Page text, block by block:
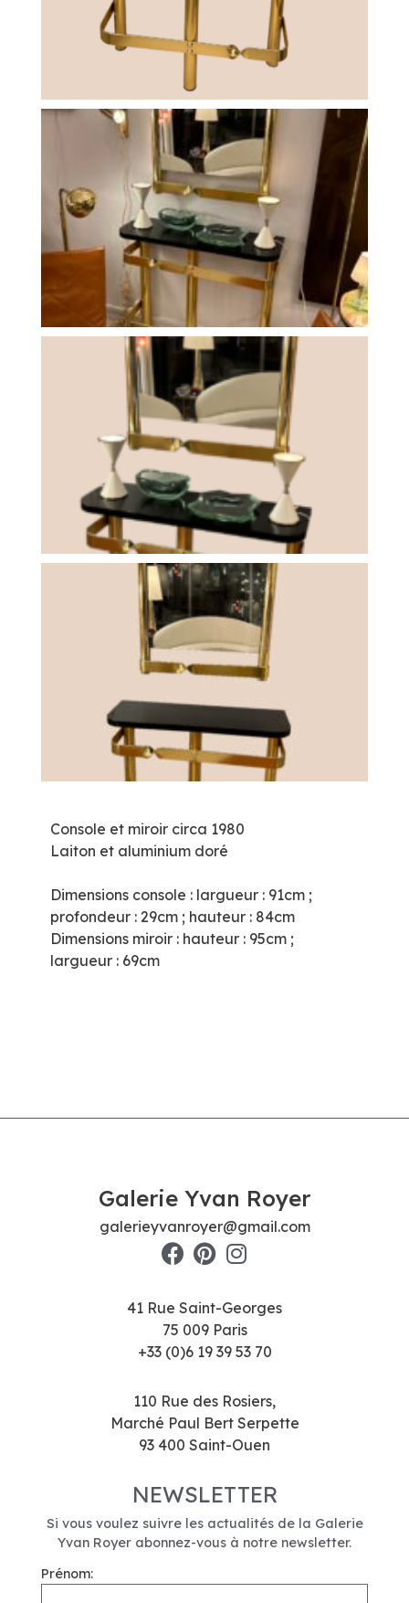
Console et miroir circa 1980
Laiton et aluminium doré
Dimensions console : largueur : 91cm ;
profondeur : 29cm ; hauteur : 84cm
Dimensions miroir : hauteur : 95cm ;
largueur : 69cm
Galerie Yvan Royer
galerieyvanroyer@gmail.com
41 Rue Saint-Georges
75 009 Paris
+33 (0)6 19 39 53 70
110 Rue des Rosiers,
Marché Paul Bert Serpette
93 400 Saint-Ouen
NEWSLETTER
Si vous voulez suivre les actualités de la Galerie
Yvan Royer abonnez-vous à notre newsletter.
Prénom: